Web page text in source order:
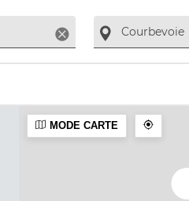
Supprimer
MODE CARTE